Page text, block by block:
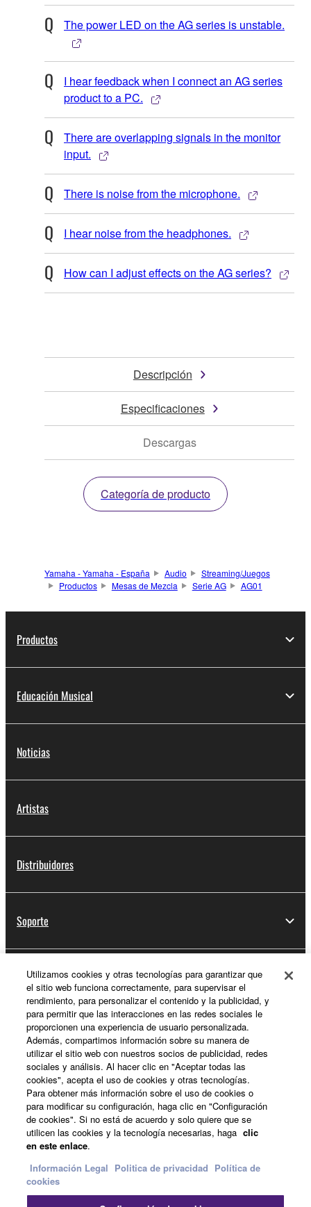
The power LED on the AG series is unstable.
I hear feedback when I connect an AG series
product to a PC.
There are overlapping signals in the monitor
input.
There is noise from the microphone.
I hear noise from the headphones.
How can I adjust effects on the AG series?
Descripción
Especificaciones
Descargas
Categoría de producto
Yamaha - Yamaha - España Audio
Streaming/Juegos
Productos
Mesas de Mezcla Serie AG AG01
Productos
Educación Musical
Noticias
Artistas
Distribuidores
Soporte
Registro de Yamaha Music ID
Acerca de Yamaha
España - Spanish
Empresa
Utilizamos cookies y otras tecnologías para garantizar que
el sitio web funciona correctamente, para supervisar el
rendimiento, para personalizar el contenido y la publicidad, y
para permitir que las interacciones en las redes sociales le
proporcionen una experiencia de usuario personalizada.
Además, compartimos información sobre su manera de
utilizar el sitio web con nuestros socios de publicidad, redes
sociales y análisis. Al hacer clic en "Aceptar todas las
cookies", acepta el uso de cookies y otras tecnologías.
Para obtener más información sobre el uso de cookies o
para modificar su configuración, haga clic en "Configuración
de cookies". Si no está de acuerdo y solo quiere que se
utilicen las cookies y la tecnología necesarias, haga clic
en este enlace.
Información Legal Politica de privacidad Política de
cookies